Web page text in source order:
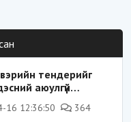
тендерийг
аюулгүй
юу?
16 12:36:50 364